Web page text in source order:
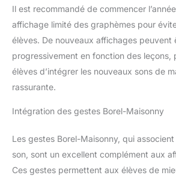
Il est recommandé de commencer
affichage limité des graphèmes pour
élèves. De nouveaux affichages peuvent
progressivement en fonction des leçons,
élèves d’intégrer les nouveaux sons de
rassurante.
Intégration des gestes Borel-Maisonny
Les gestes Borel-Maisonny, qui
son, sont un excellent complément aux
Ces gestes permettent aux élèves de